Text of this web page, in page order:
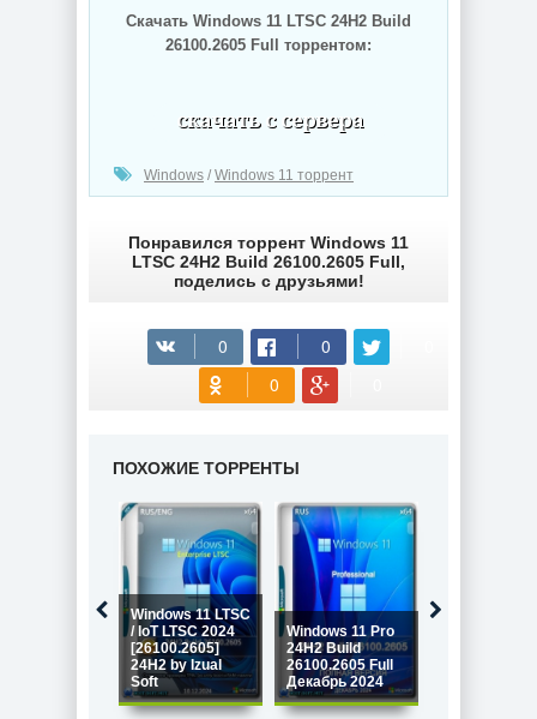
Скачать Windows 11 LTSC 24H2 Build
26100.2605 Full торрентом:
Windows / Windows 11 торрент
Понравился торрент Windows 11
LTSC 24H2 Build 26100.2605 Full,
поделись с друзьями!
ПОХОЖИЕ ТОРРЕНТЫ
Windows 11 LTSC
/ IoT LTSC 2024
[26100.2605]
24H2 by Izual
Soft
Windows 11 Pro
24H2 Build
26100.2605 Full
Декабрь 2024